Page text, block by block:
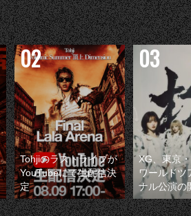
Tohjiのラストライブが
YouTubeにて生配信決
定
XG、東京
ワールドツ
ナル公演の